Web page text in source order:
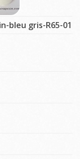
bleu gris-R65-01